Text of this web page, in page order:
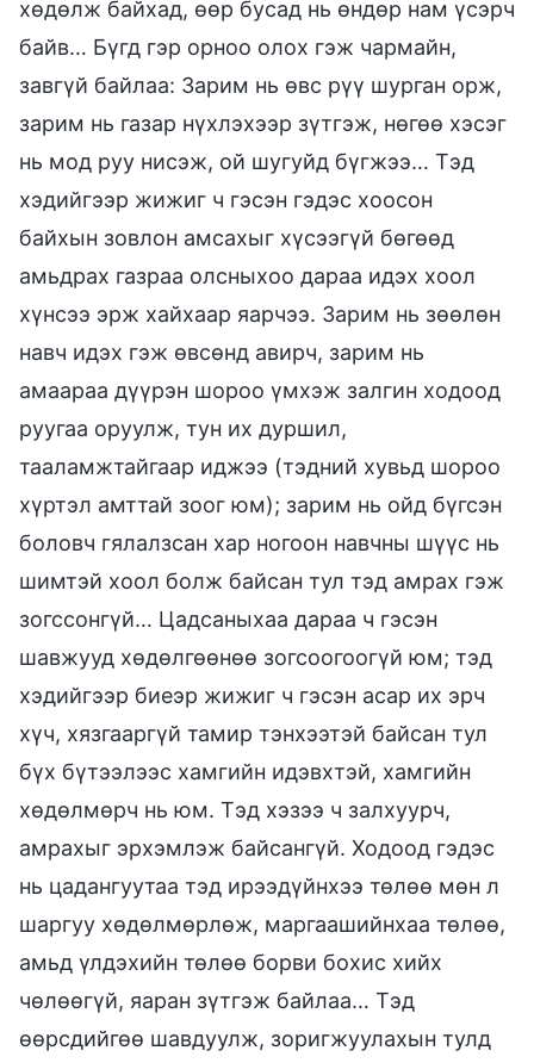
хөдөлж байхад, өөр бусад нь өндөр нам үсэрч
байв… Бүгд гэр орноо олох гэж чармайн,
завгүй байлаа: Зарим нь өвс рүү шурган орж,
зарим нь газар нүхлэхээр зүтгэж, нөгөө хэсэг
нь мод руу нисэж, ой шугуйд бүгжээ… Тэд
хэдийгээр жижиг ч гэсэн гэдэс хоосон
байхын зовлон амсахыг хүсээгүй бөгөөд
амьдрах газраа олсныхоо дараа идэх хоол
хүнсээ эрж хайхаар яарчээ. Зарим нь зөөлөн
навч идэх гэж өвсөнд авирч, зарим нь
амаараа дүүрэн шороо үмхэж залгин ходоод
руугаа оруулж, тун их дуршил,
тааламжтайгаар иджээ (тэдний хувьд шороо
хүртэл амттай зоог юм); зарим нь ойд бүгсэн
боловч гялалзсан хар ногоон навчны шүүс нь
шимтэй хоол болж байсан тул тэд амрах гэж
зогссонгүй… Цадсаныхаа дараа ч гэсэн
шавжууд хөдөлгөөнөө зогсоогоогүй юм; тэд
хэдийгээр биеэр жижиг ч гэсэн асар их эрч
хүч, хязгааргүй тамир тэнхээтэй байсан тул
бүх бүтээлээс хамгийн идэвхтэй, хамгийн
хөдөлмөрч нь юм. Тэд хэзээ ч залхуурч,
амрахыг эрхэмлэж байсангүй. Ходоод гэдэс
нь цадангуутаа тэд ирээдүйнхээ төлөө мөн л
шаргуу хөдөлмөрлөж, маргаашийнхаа төлөө,
амьд үлдэхийн төлөө борви бохис хийх
чөлөөгүй, яаран зүтгэж байлаа… Тэд
өөрсдийгөө шавдуулж, зоригжуулахын тулд